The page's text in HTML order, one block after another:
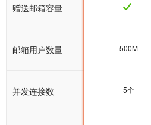
赠送邮箱容量 5G
邮箱用户数量 5个
并发连接数 不限
500M
5个